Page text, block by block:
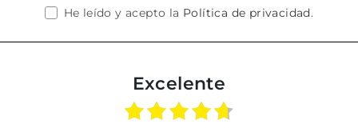
He leído y acepto la Política de privacidad.
Excelente